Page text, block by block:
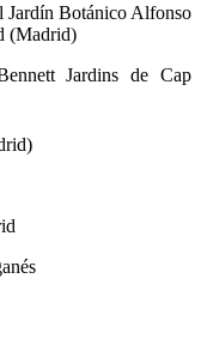
Botánico Alfonso
(Madrid)
Jardins de Cap